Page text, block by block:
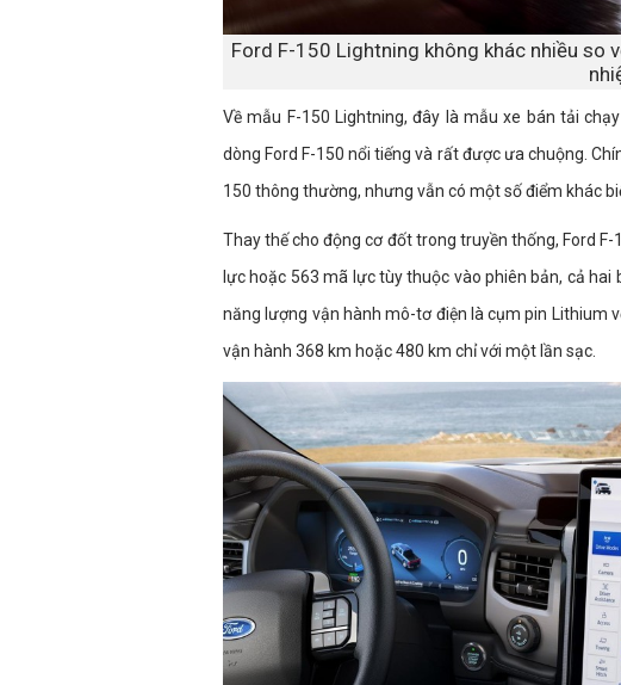
Ford F-150 Lightning không khác nhiều so
Về mẫu F-150 Lightning, đây là mẫu xe bán tải
dòng Ford F-150 nổi tiếng và rất được ưa chuộng.
150 thông thường, nhưng vẫn có một số điểm khác
Thay thế cho động cơ đốt trong truyền thống, Ford
lực hoặc 563 mã lực tùy thuộc vào phiên bản, cả
năng lượng vận hành mô-tơ điện là cụm pin Lithium
vận hành 368 km hoặc 480 km chỉ với một lần sạc.